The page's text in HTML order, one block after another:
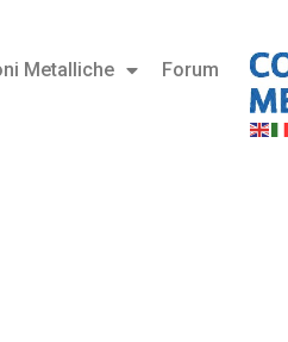
Metalliche Forum